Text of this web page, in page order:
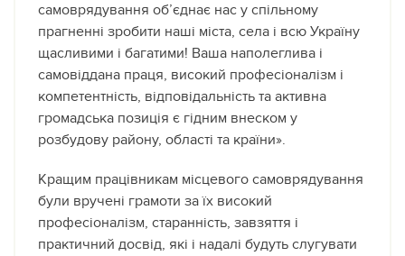
самоврядування об’єднає нас у спільному
прагненні зробити наші міста, села і всю Україну
щасливими і багатими! Ваша наполеглива і
самовіддана праця, високий професіоналізм і
компетентність, відповідальність та активна
громадська позиція є гідним внеском у
розбудову району, області та країни».
Кращим працівникам місцевого самоврядування
були вручені грамоти за їх високий
професіоналізм, старанність, завзяття і
практичний досвід, які і надалі будуть слугувати